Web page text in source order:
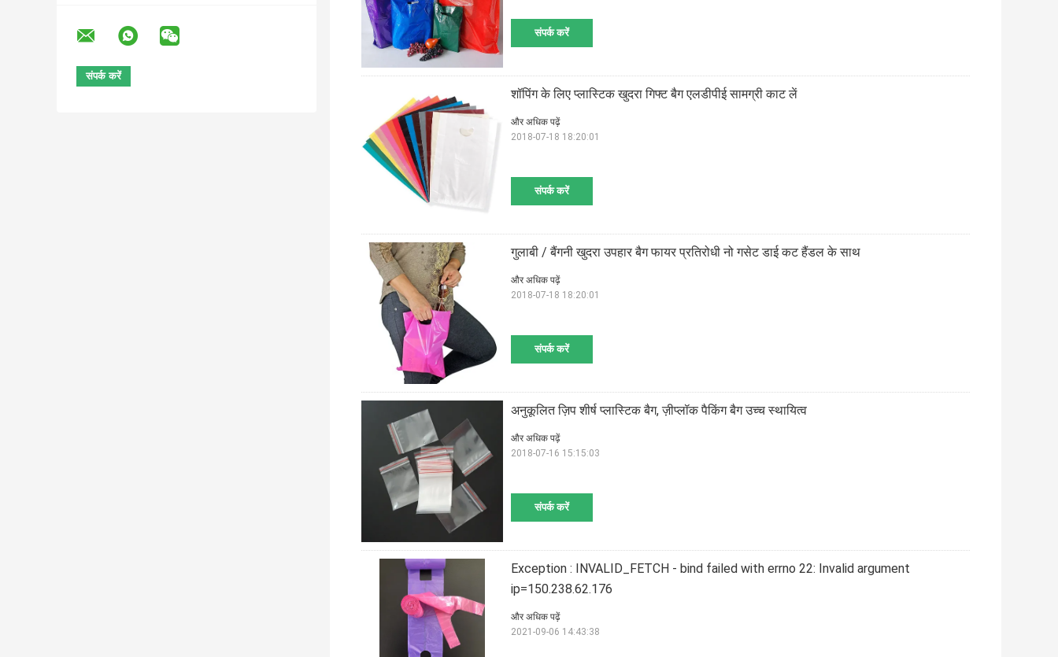
संपर्क करें
शॉपिंग के लिए प्लास्टिक खुदरा गिफ्ट बैग एलडीपीई सामग्री काट लें
संपर्क करें
और अधिक पढ़ें
2018-07-18 18:20:01
गुलाबी / बैंगनी खुदरा उपहार बैग फायर प्रतिरोधी नो गसेट डाई कट हैंडल के साथ
संपर्क करें
और अधिक पढ़ें
2018-07-18 18:20:01
अनुकूलित ज़िप शीर्ष प्लास्टिक बैग, ज़ीप्लॉक पैकिंग बैग उच्च स्थायित्व
संपर्क करें
और अधिक पढ़ें
2018-07-16 15:15:03
Exception : INVALID_FETCH - bind failed with errno 22: Invalid argument
ip=150.238.62.176
और अधिक पढ़ें
2021-09-06 14:43:38